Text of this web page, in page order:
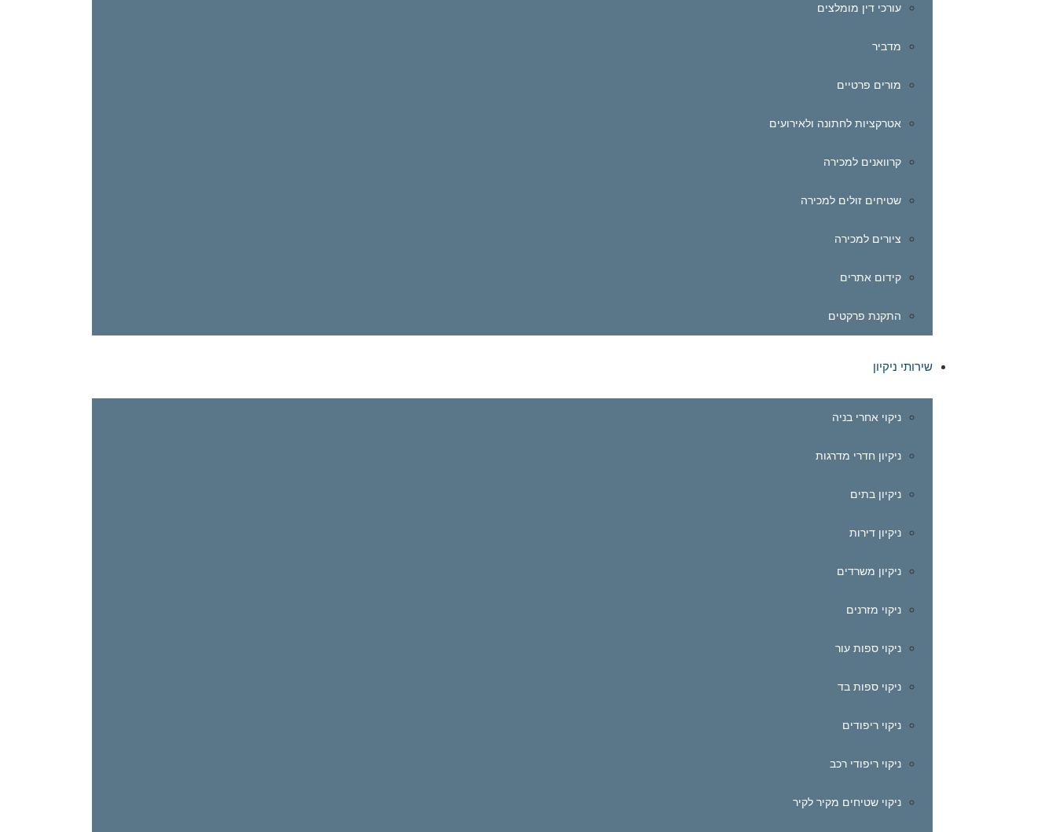
עורכי דין מומלצים
מדביר
מורים פרטיים
אטרקציות לחתונה ולאירועים
קרוואנים למכירה
שטיחים זולים למכירה
ציורים למכירה
קידום אתרים
התקנת פרקטים
שירותי ניקיון
ניקוי אחרי בניה
ניקיון חדרי מדרגות
ניקיון בתים
ניקיון דירות
ניקיון משרדים
ניקוי מזרנים
ניקוי ספות עור
ניקוי ספות בד
ניקוי ריפודים
ניקוי ריפודי רכב
ניקוי שטיחים מקיר לקיר